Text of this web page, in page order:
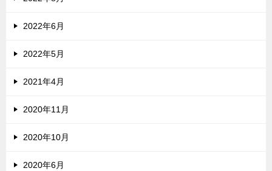
2022年6月
2022年5月
2021年4月
2020年11月
2020年10月
2020年6月